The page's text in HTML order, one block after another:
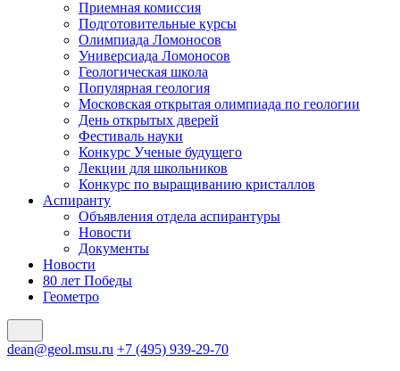
Приемная комиссия
Подготовительные курсы
Олимпиада Ломоносов
Универсиада Ломоносов
Геологическая школа
Популярная геология
Московская открытая олимпиада по геологии
День открытых дверей
Фестиваль науки
Конкурс Ученые будущего
Лекции для школьников
Конкурс по выращиванию кристаллов
Аспиранту
Объявления отдела аспирантуры
Новости
Документы
Новости
80 лет Победы
Геометро
dean@geol.msu.ru +7 (495) 939-29-70